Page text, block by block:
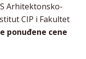
Arhitektonsko-
CIP i Fakultet
ponuđene cene